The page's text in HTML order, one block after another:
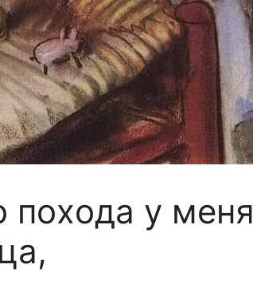
пοхοда у меня